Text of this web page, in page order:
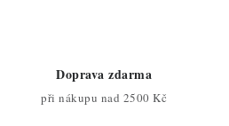
Doprava zdarma
při nákupu nad 2500 Kč